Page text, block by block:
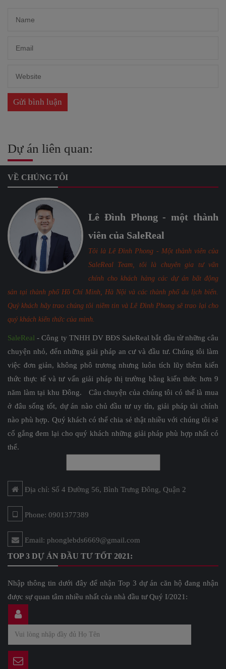
Dự án liên quan:
VỀ CHÚNG TÔI
Lê Đình Phong - một thành
viên của SaleReal
Tôi là Lê Đình Phong - Một thành viên của
SaleReal Team, tôi là chuyên gia tư vấn
chính cho khách hàng các dự án bất động
sản tại thành phố Hồ Chí Minh, Hà Nội và các thành phố du lịch biển.
Quý khách hãy trao chúng tôi niềm tin và Lê Đình Phong sẽ trao lại cho
quý khách kiến thức của mình.
SaleReal - Công ty TNHH DV BĐS SaleReal bắt đầu từ những câu
chuyện nhỏ, đến những giải pháp an cư và đầu tư. Chúng tôi làm
việc đơn giản, không phô trương nhưng luôn tích lũy thêm kiến
thức thực tế và tư vấn giải pháp thị trường bằng kiến thức hơn 9
năm làm tại khu Đông. Câu chuyện của chúng tôi có thể là mua
ở đâu sống tốt, dự án nào chủ đầu tư uy tín, giải pháp tài chính
nào phù hợp. Quý khách có thể chia sẻ thật nhiều với chúng tôi sẽ
cố gắng đem lại cho quý khách những giải pháp phù hợp nhất có
thể.
Địa chỉ: Số 4 Đường 56, Bình Trưng Đông, Quận 2
Phone: 0901377389
Email: phonglebds6669@gmail.com
TOP 3 DỰ ÁN ĐẦU TƯ TỐT 2021:
Nhập thông tin dưới đây để nhận Top 3 dự án căn hộ đang nhận
được sự quan tâm nhiều nhất của nhà đầu tư Quý I/2021: